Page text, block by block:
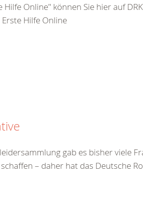
Hilfe Online" können Sie hier auf
Hilfe Online
gab es bisher viele
– daher hat das Deutsche